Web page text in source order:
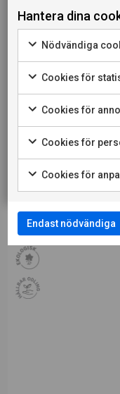
tilltugg. Till fisk,
LÄS
Hantera dina
Nödvändiga
Cookies för
Cookies för
Cookies för
Cookies för
Endast nödvändiga
Denna sida
drycker och
När jag bekräftar
jag också att